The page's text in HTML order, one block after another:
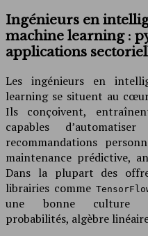
Ingénieurs en
machine learning :
applications
Les ingénieurs en
learning se situent au
Ils conçoivent,
capables
recommandations
maintenance prédictive,
Dans la plupart des
librairies comme
une bonne culture
probabilités, algèbre